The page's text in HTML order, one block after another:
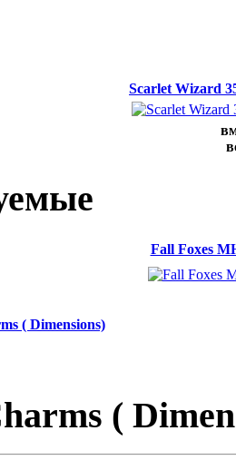
Scarlet Wizard
Fall Foxes
( Dimensions)
(